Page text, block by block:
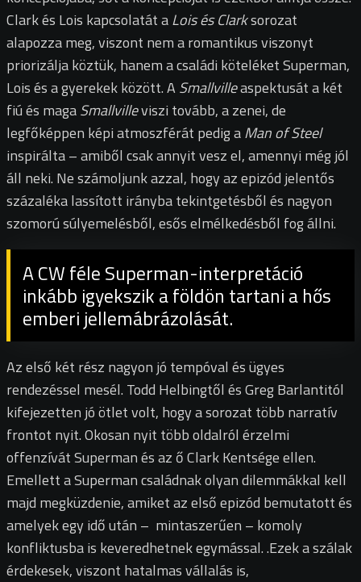
Clark és Lois kapcsolatát aLois és Clarksorozat
alapozza meg, viszont nem a romantikus viszonyt
priorizálja köztük, hanem a családi köteléket Superman,
Lois és a gyerekek között. ASmallvilleaspektusát a két
fiú és magaSmallvilleviszi tovább, a zenei, de
legfőképpen képi atmoszférát pedig aMan of Steel
inspirálta – amiből csak annyit vesz el, amennyi még jól
áll neki. Ne számoljunk azzal, hogy az epizód jelentős
százaléka lassított irányba tekintgetésből és nagyon
szomorú súlyemelésből, esős elmélkedésből fog állni.
A CW féle Superman-interpretáció
inkább igyekszik a földön tartani a hős
emberi jellemábrázolását.
Az első két rész nagyon jó tempóval és ügyes
rendezéssel mesél. Todd Helbingtől és Greg Barlantitól
kifejezetten jó ötlet volt, hogy a sorozat több narratív
frontot nyit. Okosan nyit több oldalról érzelmi
offenzívát Superman és az ő Clark Kentsége ellen.
Emellett a Superman családnak olyan dilemmákkal kell
majd megküzdenie, amiket az első epizód bemutatott és
amelyek egy idő után – mintaszerűen – komoly
konfliktusba is keveredhetnek egymással. .Ezek a szálak
érdekesek, viszont hatalmas vállalás is,